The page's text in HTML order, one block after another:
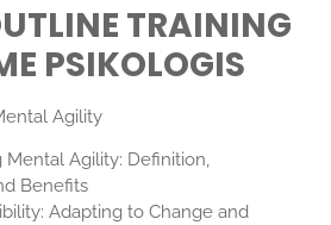
TRAINING
PSIKOLOGIS
Agility
Mental Agility: Definition,
Benefits
Adapting to Change and